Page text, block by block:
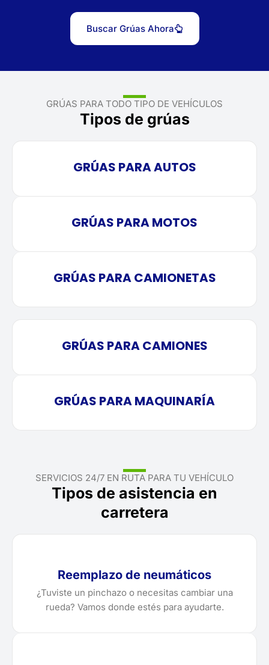
Buscar Grúas Ahora
GRÚAS PARA TODO TIPO DE VEHÍCULOS
Tipos de grúas
GRÚAS PARA AUTOS
GRÚAS PARA MOTOS
GRÚAS PARA CAMIONETAS
GRÚAS PARA CAMIONES
GRÚAS PARA MAQUINARÍA
SERVICIOS 24/7 EN RUTA PARA TU VEHÍCULO
Tipos de asistencia en
carretera
Reemplazo de neumáticos
¿Tuviste un pinchazo o necesitas cambiar una
rueda? Vamos donde estés para ayudarte.